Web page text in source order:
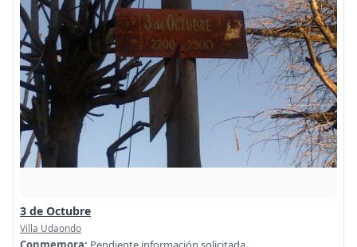
3 de Octubre
Villa Udaondo